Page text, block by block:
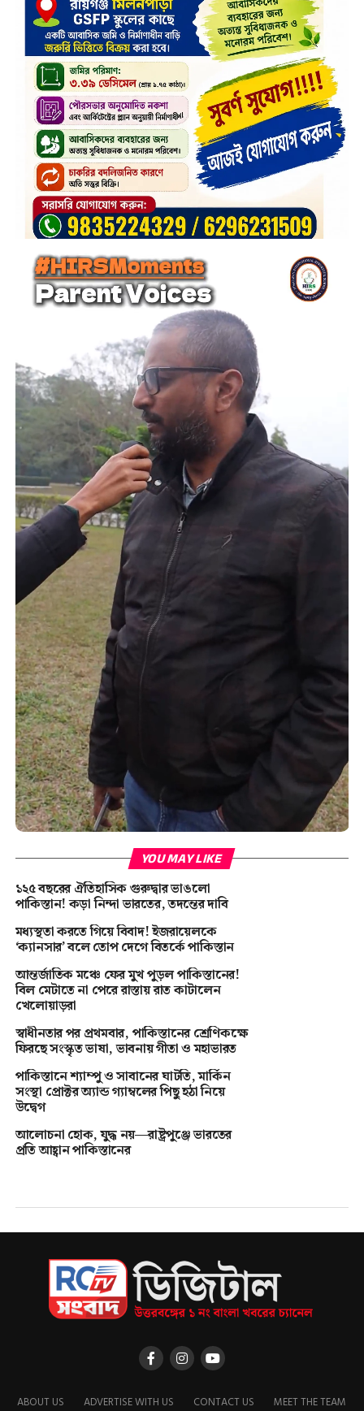
YOU MAY LIKE
১২৫ বছরের ঐতিহাসিক গুরুদ্বার ভাঙলো
পাকিস্তান! কড়া নিন্দা ভারতের, তদন্তের দাবি
মধ্যস্থতা করতে গিয়ে বিবাদ! ইজরায়েলকে
‘ক্যানসার’ বলে তোপ দেগে বিতর্কে পাকিস্তান
আন্তর্জাতিক মঞ্চে ফের মুখ পুড়ল পাকিস্তানের!
বিল মেটাতে না পেরে রাস্তায় রাত কাটালেন
খেলোয়াড়রা
স্বাধীনতার পর প্রথমবার, পাকিস্তানের শ্রেণিকক্ষে
ফিরছে সংস্কৃত ভাষা, ভাবনায় গীতা ও মহাভারত
পাকিস্তানে শ্যাম্পু ও সাবানের ঘাটতি, মার্কিন
সংস্থা প্রোক্টর অ্যান্ড গ্যাম্বলের পিছু হঠা নিয়ে
উদ্বেগ
আলোচনা হোক, যুদ্ধ নয়—রাষ্ট্রপুঞ্জে ভারতের
প্রতি আহ্বান পাকিস্তানের
ABOUT US ADVERTISE WITH US CONTACT US MEET THE TEAM